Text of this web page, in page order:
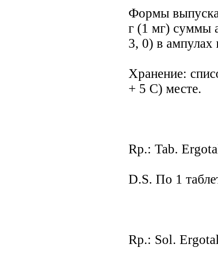
Формы
г (1 мг) суммы
3, 0) в ампулах
Хранение:
+ 5 С) месте.
Rp.: Tab.
D.S. По 1
Rp.: Sol.